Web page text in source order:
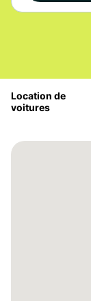
Location de
voitures